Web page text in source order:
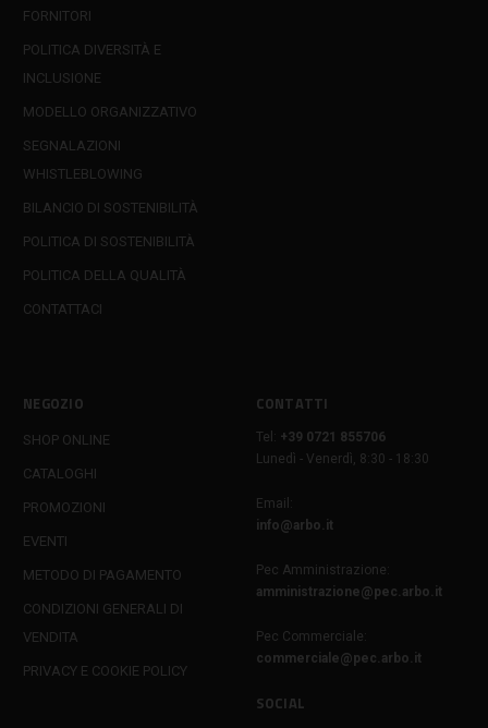
FORNITORI
POLITICA DIVERSITÀ E
INCLUSIONE
MODELLO ORGANIZZATIVO
SEGNALAZIONI
WHISTLEBLOWING
BILANCIO DI SOSTENIBILITÀ
POLITICA DI SOSTENIBILITÀ
POLITICA DELLA QUALITÀ
CONTATTACI
NEGOZIO
SHOP ONLINE
CATALOGHI
PROMOZIONI
EVENTI
METODO DI PAGAMENTO
CONDIZIONI GENERALI DI
VENDITA
PRIVACY E COOKIE POLICY
CONTATTI
Tel:
+39 0721 855706
Lunedì - Venerdì, 8:30 - 18:30
Email:
info@arbo.it
Pec Amministrazione:
amministrazione@pec.arbo.it
Pec Commerciale:
commerciale@pec.arbo.it
SOCIAL